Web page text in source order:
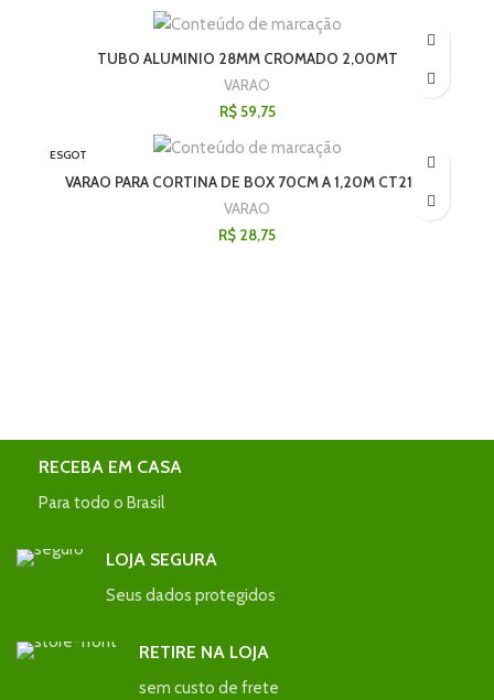
TUBO ALUMINIO 28MM CROMADO 2,00MT
VARAO
R$59,75
ESGOT
VARAO PARA CORTINA DE BOX 70CM A 1,20M CT2185
VARAO
R$ 28,75
RECEBA EM CASA
Para todo o Brasil
LOJA SEGURA
Seus dados protegidos
RETIRE NA LOJA
sem custo de frete